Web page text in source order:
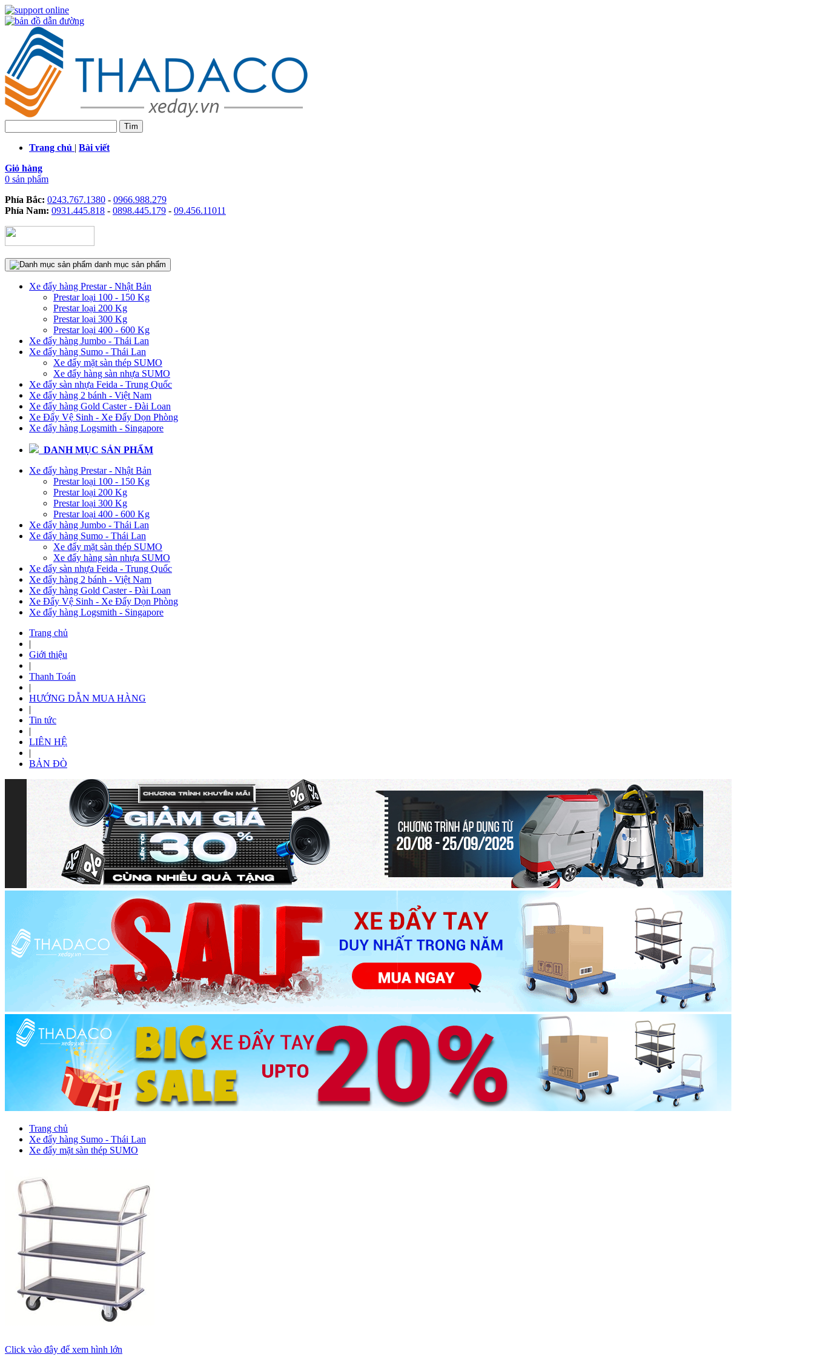
Trang chủ | Bài viết
Giỏ hàng
0 sản phẩm
Phía Bắc: 0243.767.1380 - 0966.988.279
Phía Nam: 0931.445.818 - 0898.445.179 - 09.456.11011
danh mục sản phẩm
Xe đẩy hàng Prestar - Nhật Bản
Prestar loại 100 - 150 Kg
Prestar loại 200 Kg
Prestar loại 300 Kg
Prestar loại 400 - 600 Kg
Xe đẩy hàng Jumbo - Thái Lan
Xe đẩy hàng Sumo - Thái Lan
Xe đẩy mặt sàn thép SUMO
Xe đẩy hàng sàn nhựa SUMO
Xe đẩy sàn nhựa Feida - Trung Quốc
Xe đẩy hàng 2 bánh - Việt Nam
Xe đẩy hàng Gold Caster - Đài Loan
Xe Đẩy Vệ Sinh - Xe Đẩy Dọn Phòng
Xe đẩy hàng Logsmith - Singapore
DANH MỤC SẢN PHẨM
Xe đẩy hàng Prestar - Nhật Bản
Prestar loại 100 - 150 Kg
Prestar loại 200 Kg
Prestar loại 300 Kg
Prestar loại 400 - 600 Kg
Xe đẩy hàng Jumbo - Thái Lan
Xe đẩy hàng Sumo - Thái Lan
Xe đẩy mặt sàn thép SUMO
Xe đẩy hàng sàn nhựa SUMO
Xe đẩy sàn nhựa Feida - Trung Quốc
Xe đẩy hàng 2 bánh - Việt Nam
Xe đẩy hàng Gold Caster - Đài Loan
Xe Đẩy Vệ Sinh - Xe Đẩy Dọn Phòng
Xe đẩy hàng Logsmith - Singapore
Trang chủ
|
Giới thiệu
|
Thanh Toán
|
HƯỚNG DẪN MUA HÀNG
|
Tin tức
|
LIÊN HỆ
|
BẢN ĐÒ
Trang chủ
Xe đẩy hàng Sumo - Thái Lan
Xe đẩy mặt sàn thép SUMO
Click vào đây để xem hình lớn